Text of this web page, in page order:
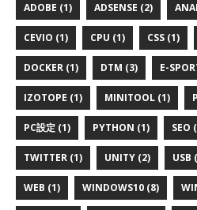
ADOBE (1) ADSENSE (2)
CEVIO (1) CPU (1) CSS (1)
DOCKER (1) DTM (3) E-
IZOTOPE (1) MINITOOL (1)
PC設定 (1) PYTHON (1) SEO
TWITTER (1) UNITY (2) USB
WEB (1) WINDOWS10 (8)